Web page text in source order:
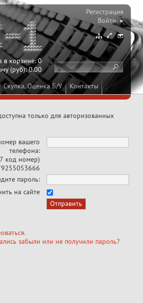
Скупка, Оценка Б/У Контакты
в корзине:0
(руб):0.00
Регистрация
Войти ▸
только для авторизованных
вашего
телефона:
код номер)
пароль:
на сайте
.
забыли или не получили пароль?